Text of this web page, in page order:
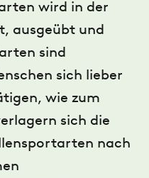
wird in der
ausgeübt und
sind
sich lieber
wie zum
sich die
nach